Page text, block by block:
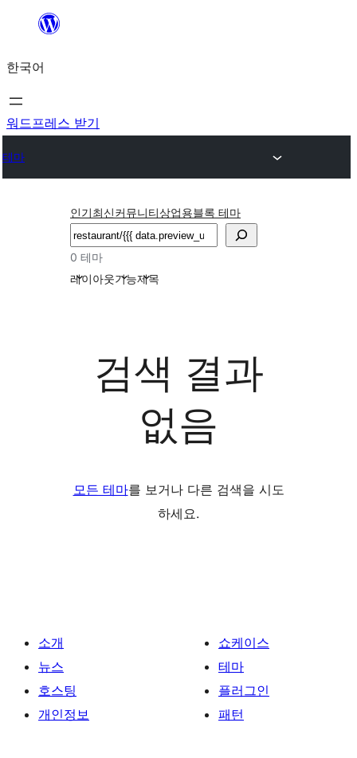
츠
로
바
가
한국어
워드프레스 받기
테마
인기최신커뮤니티상업용블록 테마
검
색
0 테마
레이아웃기능제목
검색 결과
없음
모든 테마를 보거나 다른 검색을 시도
하세요.
소개
뉴스
호스팅
개인정보
쇼케이스
테마
플러그인
패턴